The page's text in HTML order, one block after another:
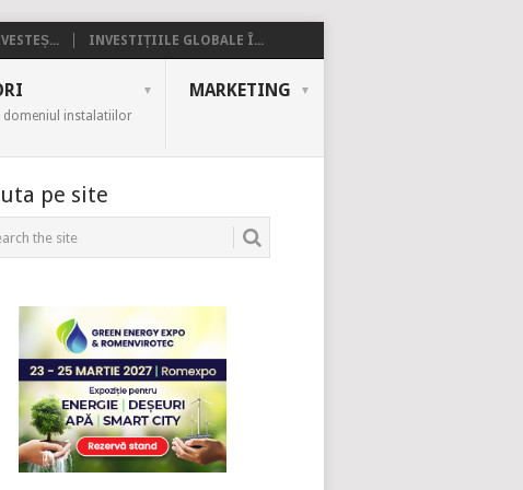
INVESTIȚIILE GLOBALE Î...
domeniul instalatiilor
MARKETING
pe site